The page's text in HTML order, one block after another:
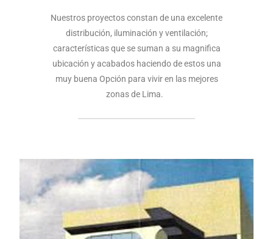
Nuestros proyectos constan de una excelente
distribución, iluminación y ventilación;
características que se suman a su magnifica
ubicación y acabados haciendo de estos una
muy buena Opción para vivir en las mejores
zonas de Lima.